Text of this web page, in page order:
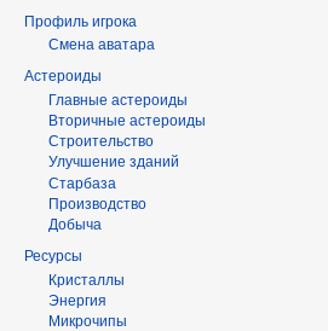
Профиль игрока
Смена аватара
Астероиды
Главные астероиды
Вторичные астероиды
Строительство
Улучшение зданий
Старбаза
Производство
Добыча
Ресурсы
Кристаллы
Энергия
Микрочипы